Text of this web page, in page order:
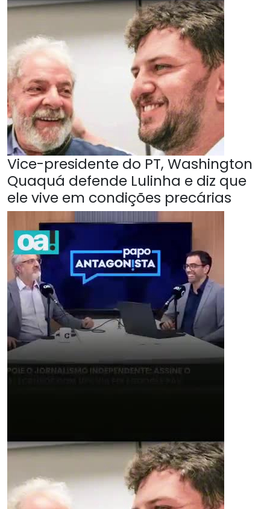
Vice-presidente do PT, Washington
Quaquá defende Lulinha e diz que
ele vive em condições precárias